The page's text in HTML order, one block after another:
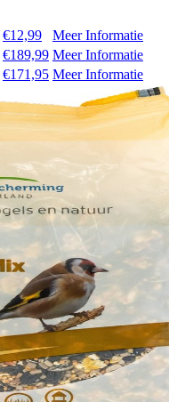
€12,99
Meer Informatie
€189,99 Meer Informatie
€171,95 Meer Informatie